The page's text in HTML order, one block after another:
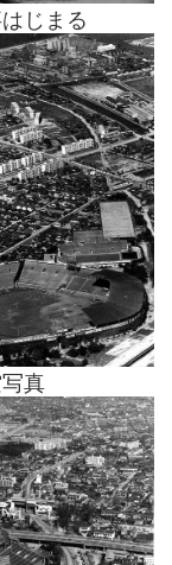
じまる
真